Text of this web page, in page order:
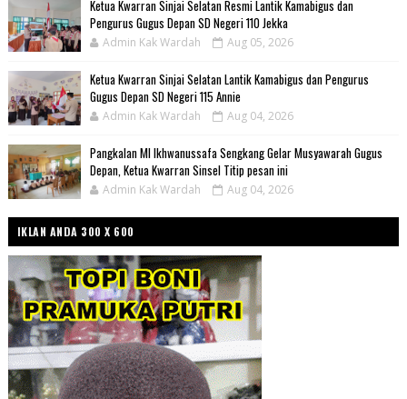
Ketua Kwarran Sinjai Selatan Resmi Lantik Kamabigus dan
Pengurus Gugus Depan SD Negeri 110 Jekka
Admin Kak Wardah Aug 05, 2026
Ketua Kwarran Sinjai Selatan Lantik Kamabigus dan Pengurus
Gugus Depan SD Negeri 115 Annie
Admin Kak Wardah Aug 04, 2026
Pangkalan MI Ikhwanussafa Sengkang Gelar Musyawarah Gugus
Depan, Ketua Kwarran Sinsel Titip pesan ini
Admin Kak Wardah Aug 04, 2026
IKLAN ANDA 300 X 600